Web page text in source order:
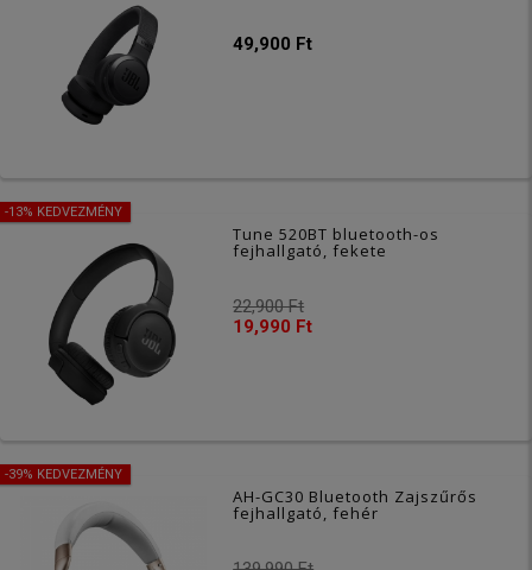
49,900 Ft
-13% KEDVEZMÉNY
Tune 520BT bluetooth-os
fejhallgató, fekete
22,900 Ft
19,990 Ft
-39% KEDVEZMÉNY
AH-GC30 Bluetooth Zajszűrős
fejhallgató, fehér